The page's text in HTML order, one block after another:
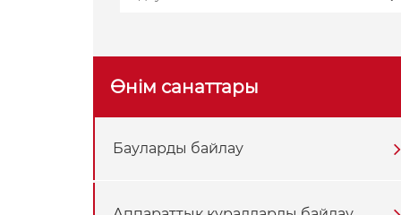
Өнім санаттары
Бауларды байлау